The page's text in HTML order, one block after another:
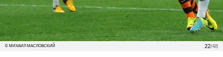
22/48
© МИХАИЛ МАСЛОВСКИЙ